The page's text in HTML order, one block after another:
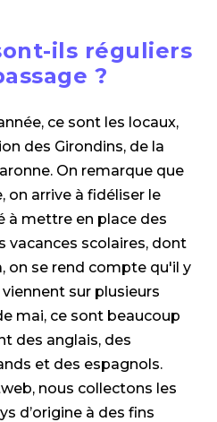
ils réguliers
?
ce sont les locaux,
des Girondins, de la
On remarque que
on arrive à fidéliser le
à mettre en place des
vacances scolaires, dont
on se rend compte qu'il y
sur plusieurs
mai, ce sont beaucoup
des anglais, des
et des espagnols.
nous collectons les
d’origine à des fins